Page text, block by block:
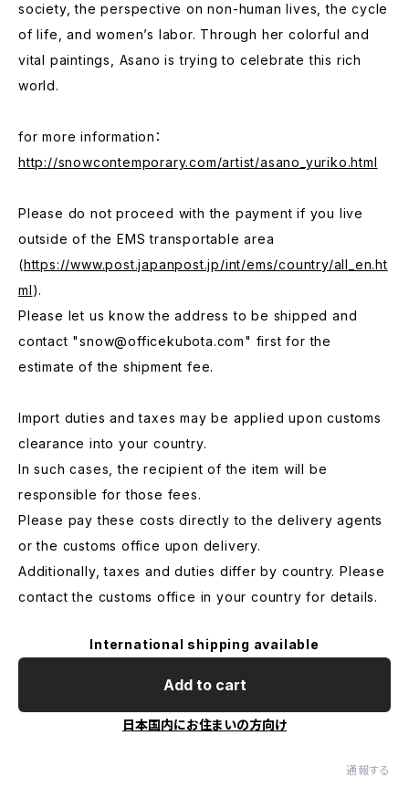
society, the perspective on non-human lives, the cycle
of life, and women’s labor. Through her colorful and
vital paintings, Asano is trying to celebrate this rich
world.
for more information：
http://snowcontemporary.com/artist/asano_yuriko.html
Please do not proceed with the payment if you live
outside of the EMS transportable area
(https://www.post.japanpost.jp/int/ems/country/all_en.ht
ml).
Please let us know the address to be shipped and
contact "snow@officekubota.com" first for the
estimate of the shipment fee.
Import duties and taxes may be applied upon customs
clearance into your country.
In such cases, the recipient of the item will be
responsible for those fees.
Please pay these costs directly to the delivery agents
or the customs office upon delivery.
Additionally, taxes and duties differ by country. Please
contact the customs office in your country for details.
International shipping available
Add to cart
日本国内にお住まいの方向け
通報する